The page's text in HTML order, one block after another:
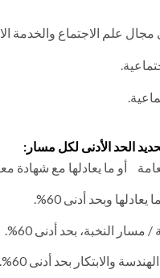
علم الاجتماع والخدمة
الحد الأدنى لكل مسار:
أو ما يعادلها مع شهادة
وبحد أدنى 60%.
النخبة، بحد أدنى 60%.
والابتكار بحد أدنى 60%.